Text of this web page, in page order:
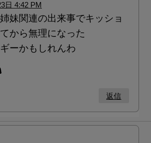
日 4:42 PM
妹関連の出来事でキッショ
から無理になった
ーかもしれんわ
返信